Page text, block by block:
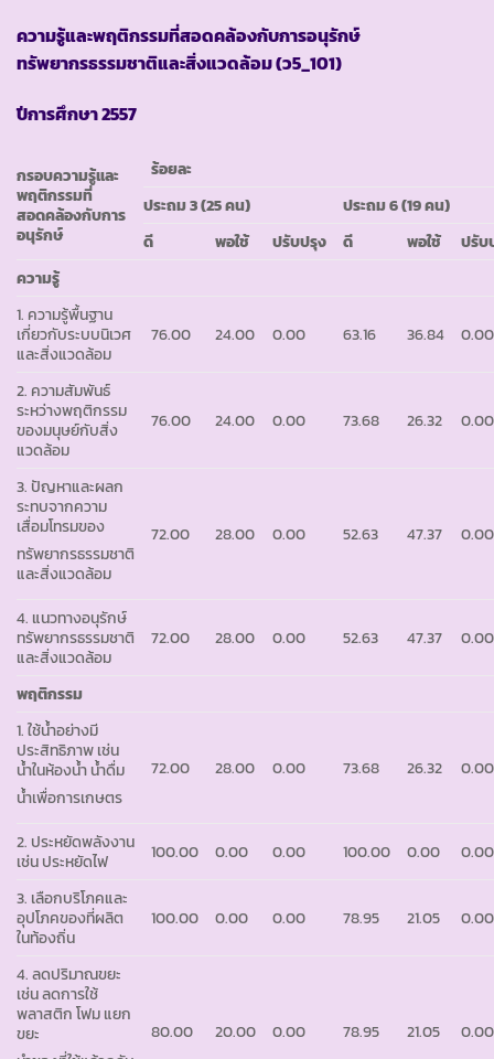
ความรู้และพฤติกรรมที่สอดคล้องกับการอนุรักษ์
ทรัพยากรธรรมชาติและสิ่งแวดล้อม(ว5_101)
ปีการศึกษา2557
กรอบความรู้และ
พฤติกรรมที่
สอดคล้องกับการ
อนุรักษ์
ร้อยละ
ประถม3 (25 คน) ประถม6 (19 คน)
ดี
พอใช้ ปรับปรุง ดี พอใช้
ปรับ
ความรู้
1. ความรู้พื้นฐาน
เกี่ยวกับระบบนิเวศ
และสิ่งแวดล้อม
76.00 24.00 0.00 63.16 36.84 0.00
2. ความสัมพันธ์
ระหว่างพฤติกรรม
ของมนุษย์กับสิ่ง
แวดล้อม
76.00 24.00 0.00 73.68 26.32 0.00
3. ปัญหาและผลก
ระทบจากความ
เสื่อมโทรมของ
ทรัพยากรธรรมชาติ
และสิ่งแวดล้อม
72.00 28.00 0.00 52.63 47.37 0.00
4. แนวทางอนุรักษ์
ทรัพยากรธรรมชาติ
และสิ่งแวดล้อม
72.00 28.00 0.00 52.63 47.37 0.00
พฤติกรรม
1. ใช้น้ำอย่างมี
ประสิทธิภาพ เช่น
น้ำในห้องน้ำ น้ำดื่ม
น้ำเพื่อการเกษตร
72.00 28.00 0.00 73.68 26.32 0.00
2. ประหยัดพลังงาน
เช่น ประหยัดไฟ
100.00 0.00 0.00 100.00 0.00
0.00
3. เลือกบริโภคและ
อุปโภคของที่ผลิต
ในท้องถิ่น
100.00 0.00 0.00 78.95 21.05 0.00
4. ลดปริมาณขยะ
เช่น ลดการใช้
พลาสติก โฟม แยก
ขยะ
80.00 20.00 0.00 78.95 21.05 0.00